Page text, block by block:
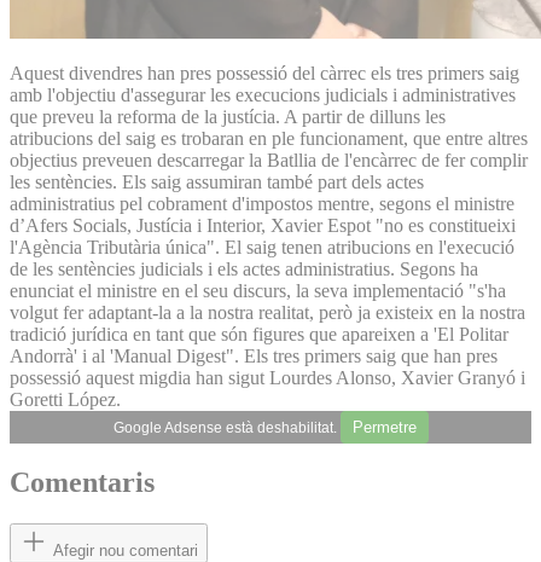
Aquest divendres han pres possessió del càrrec els tres primers saig
amb l'objectiu d'assegurar les execucions judicials i administratives
que preveu la reforma de la justícia. A partir de dilluns les
atribucions del saig es trobaran en ple funcionament, que entre altres
objectius preveuen descarregar la Batllia de l'encàrrec de fer complir
les sentències. Els saig assumiran també part dels actes
administratius pel cobrament d'impostos mentre, segons el ministre
d’Afers Socials, Justícia i Interior, Xavier Espot "no es constitueixi
l'Agència Tributària única". El saig tenen atribucions en l'execució
de les sentències judicials i els actes administratius. Segons ha
enunciat el ministre en el seu discurs, la seva implementació "s'ha
volgut fer adaptant-la a la nostra realitat, però ja existeix en la nostra
tradició jurídica en tant que són figures que apareixen a 'El Politar
Andorrà' i al 'Manual Digest". Els tres primers saig que han pres
possessió aquest migdia han sigut Lourdes Alonso, Xavier Granyó i
Goretti López.
Google Adsense està deshabilitat. Permetre
Comentaris
Afegir nou comentari